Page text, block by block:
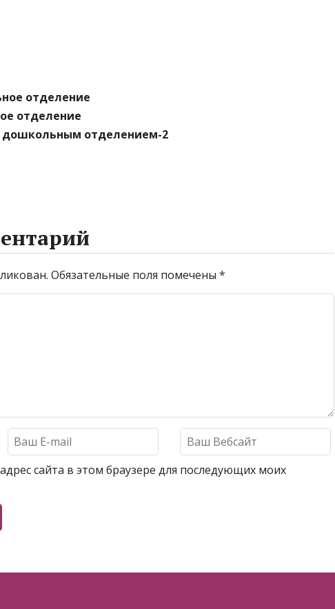
отделение
отделение
отделением-2
Обязательные поля помечены *
сайта в этом браузере для последующих моих